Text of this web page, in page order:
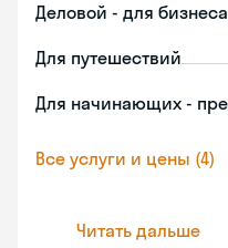
Деловой - для бизнеса
Для путешествий
Для начинающих -
Все услуги и цены (4)
Читать дальше